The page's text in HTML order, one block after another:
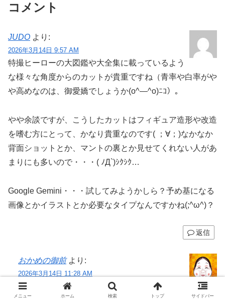
コメント
JUDO より:
2026年3月14日 9:57 AM
特撮ヒーローの大図鑑や大全集に載っているよう
な様々な角度からのカットが貴重ですね（青率や白率がや
や高めなのは、御愛嬌でしょうか(o^―^o)ﾆｺ）。
やや余談ですが、こうしたカットはフィギュア造形や改造
を嗜む方にとって、かなり貴重なのです( ；∀；)なかなか
背面ショットとか、マントの裏とか見せてくれない人があ
まりにも多いので・・・( ﾉД`)ｼｸｼｸ…
Google Gemini・・・試してみようかしら？予め基になる
画像とかイラストとか必要なタイプなんですかね(;^ω^)？
返信
おかめの御前 より:
2026年3月14日 11:28 AM
> 特撮ヒーローの大図鑑や大全集に載っている
メニュー ホーム 検索 トップ サイドバー